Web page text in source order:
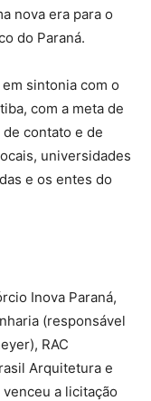
nova era para o
do Paraná.
sintonia com o
com a meta de
contato e de
universidades
e os entes do
Inova Paraná,
(responsável
RAC
Arquitetura e
a licitação